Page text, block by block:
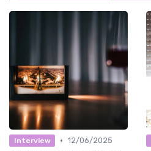
Interview • 12/06/2025